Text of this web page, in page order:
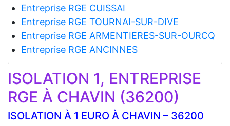
Entreprise RGE CUISSAI
Entreprise RGE TOURNAI-SUR-DIVE
Entreprise RGE ARMENTIERES-SUR-OURCQ
Entreprise RGE ANCINNES
ISOLATION 1, ENTREPRISE
RGE À CHAVIN (36200)
ISOLATION À 1 EURO À CHAVIN – 36200